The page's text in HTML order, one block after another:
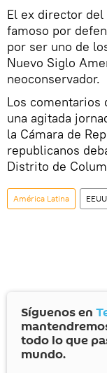
El ex director del
famoso por
por ser uno de
Nuevo Siglo
neoconservador.
Los comentarios
una agitada
la Cámara de
republicanos
Distrito de
América Latina EEUU
Síguenos en
todo lo que
mundo.